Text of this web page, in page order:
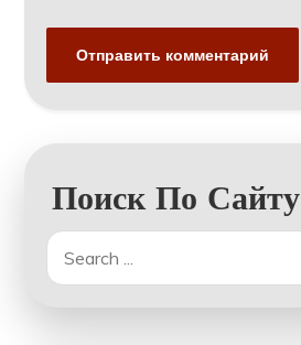
Поиск По Сайту
Search
for: